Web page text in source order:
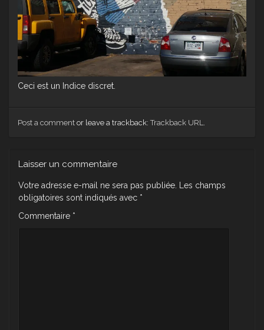
Ceci est un Indice discret.
Post a comment or leave a trackback:Trackback URL
Laisser un commentaire
Votre adresse e-mail ne sera pas publiée.
Les champs
obligatoires sont indiqués avec *
Commentaire *